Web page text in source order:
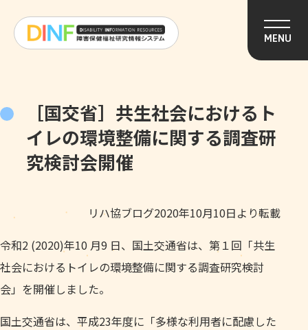
MENU
［国交省］共生社会におけるト
イレの環境整備に関する調査研
究検討会開催
リハ協ブログ2020年10月10日より転載
令和2 (2020)年10 月9 日、国土交通省は、第１回「共生
社会におけるトイレの環境整備に関する調査研究検討
会」を開催しました。
国土交通省は、平成23年度に「多様な利用者に配慮した